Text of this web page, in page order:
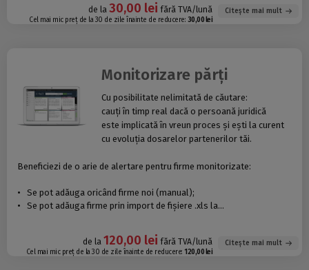
de la 30,00 leifără TVA/lună
Cel mai mic preț de la 30 de zile înainte de reducere: 30,00 lei
Citește mai mult
Monitorizare părți
Cu posibilitate nelimitată de căutare:
cauți în timp real dacă o persoană juridică
este implicată în vreun proces și ești la curent
cu evoluția dosarelor partenerilor tăi.
Beneficiezi de o arie de alertare pentru firme monitorizate:
• Se pot adăuga oricând firme noi (manual);
• Se pot adăuga firme prin import de fișiere .xls la...
de la 120,00 leifără TVA/lună
Cel mai mic preț de la 30 de zile înainte de reducere: 120,00 lei
Citește mai mult